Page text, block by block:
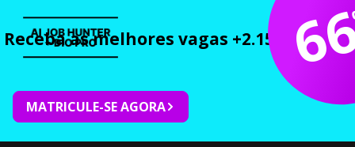
Receba as melhores vagas +2.150 cursos
MATRICULE-SE AGORA